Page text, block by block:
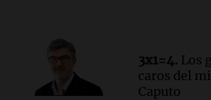
banco de San Luis
Panorama Federal
Episodios
3x1=4. Los
caros del
Caputo